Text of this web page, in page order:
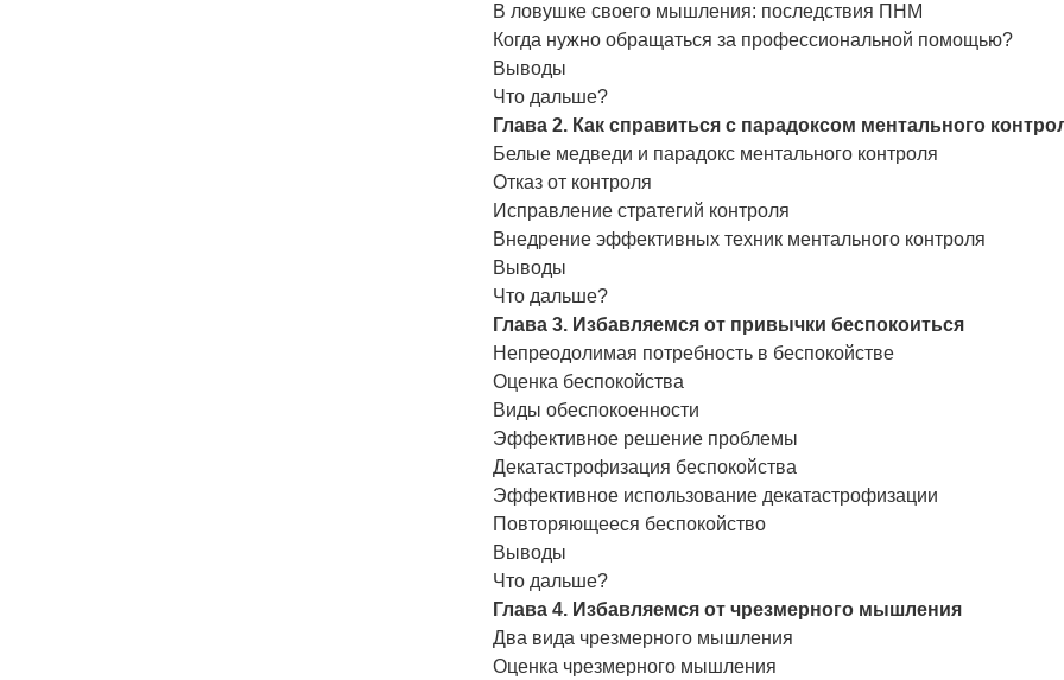
В ловушке своего мышления: последствия ПНМ
Когда нужно обращаться за профессиональной помощью?
Выводы
Что дальше?
Глава 2. Как справиться с парадоксом ментального
Белые медведи и парадокс ментального контроля
Отказ от контроля
Исправление стратегий контроля
Внедрение эффективных техник ментального контроля
Выводы
Что дальше?
Глава 3. Избавляемся от привычки беспокоиться
Непреодолимая потребность в беспокойстве
Оценка беспокойства
Виды обеспокоенности
Эффективное решение проблемы
Декатастрофизация беспокойства
Эффективное использование декатастрофизации
Повторяющееся беспокойство
Выводы
Что дальше?
Глава 4. Избавляемся от чрезмерного мышления
Два вида чрезмерного мышления
Оценка чрезмерного мышления